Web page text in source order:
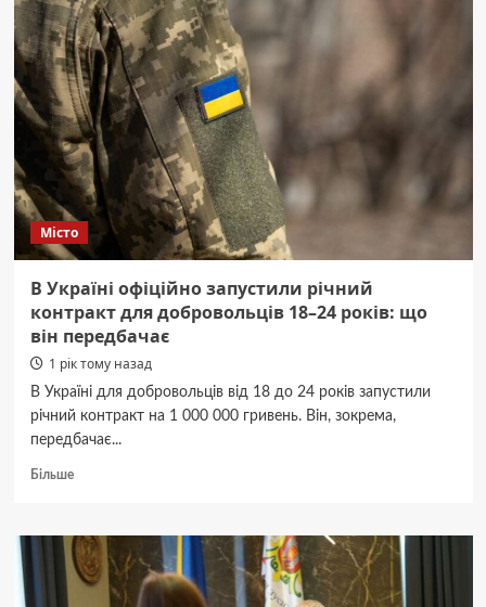
хочуть
вдихнути
нове
життя
у
чернівецький
готель
“Черемош”
Місто
В Україні офіційно запустили річний
контракт для добровольців 18–24 років: що
він передбачає
1 рік тому назад
В Україні для добровольців від 18 до 24 років запустили
річний контракт на 1 000 000 гривень. Він, зокрема,
передбачає...
БільшеДокладніше
Україні
офіційно
запустили
річний